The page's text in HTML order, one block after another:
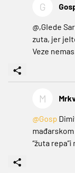
G
@,Glede
zuta, jer
Veze nemas.
M
@Gosp
mađarskom
“žuta repa”i